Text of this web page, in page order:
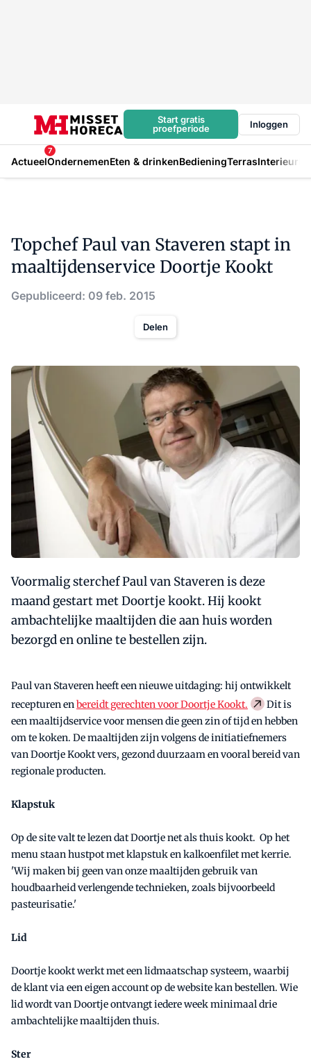
Start gratis
proefperiode
Inloggen
Actueel
7
OndernemenEten & drinkenBedieningTerrasInterieur
Topchef Paul van Staveren stapt in
maaltijdenservice Doortje Kookt
Gepubliceerd: 09 feb. 2015
Delen
Voormalig sterchef Paul van Staveren is deze
maand gestart met Doortje kookt. Hij kookt
ambachtelijke maaltijden die aan huis worden
bezorgd en online te bestellen zijn.
Paul van Staveren heeft een nieuwe uitdaging: hij ontwikkelt
recepturen enbereidt gerechten voor Doortje Kookt.
Dit is
een maaltijdservice voor mensen die geen zin of tijd en hebben
om te koken. De maaltijden zijn volgens de initiatiefnemers
van Doortje Kookt vers, gezond duurzaam en vooral bereid van
regionale producten.
Klapstuk
Op de site valt te lezen dat Doortje net als thuis kookt. Op het
menu staan hustpot met klapstuk en kalkoenfilet met kerrie.
'Wij maken bij geen van onze maaltijden gebruik van
houdbaarheid verlengende technieken, zoals bijvoorbeeld
pasteurisatie.'
Lid
Doortje kookt werkt met een lidmaatschap systeem, waarbij
de klant via een eigen account op de website kan bestellen. Wie
lid wordt van Doortje ontvangt iedere week minimaal drie
ambachtelijke maaltijden thuis.
Ster